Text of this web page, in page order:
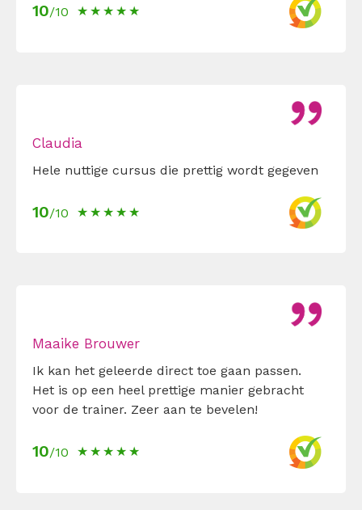
10/10
Claudia
Hele nuttige cursus die prettig wordt gegeven
10/10
Maaike Brouwer
Ik kan het geleerde direct toe gaan passen.
Het is op een heel prettige manier gebracht
voor de trainer. Zeer aan te bevelen!
10/10